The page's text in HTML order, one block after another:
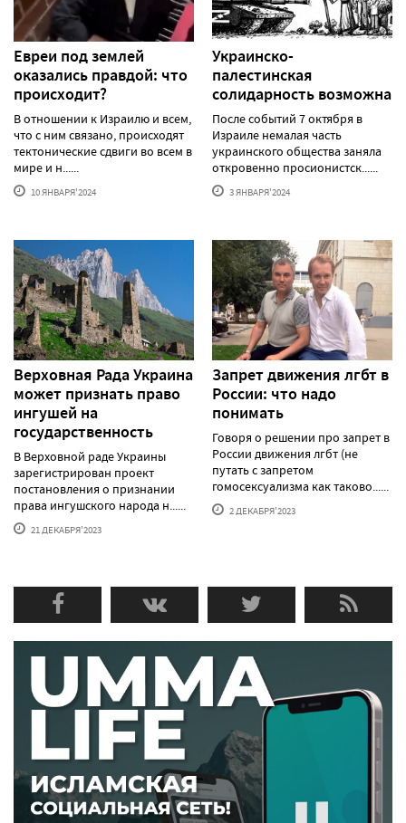
Евреи под землей
оказались правдой: что
происходит?
В отношении к Израилю и всем,
что с ним связано, происходят
тектонические сдвиги во всем в
мире и н......
10 ЯНВАРЯ'2024
Украинско-
палестинская
солидарность возможна
После событий 7 октября в
Израиле немалая часть
украинского общества заняла
откровенно просионистск......
3 ЯНВАРЯ'2024
Верховная Рада Украина
может признать право
ингушей на
государственность
В Верховной раде Украины
зарегистрирован проект
постановления о признании
права ингушского народа н......
21 ДЕКАБРЯ'2023
Запрет движения лгбт в
России: что надо
понимать
Говоря о решении про запрет в
России движения лгбт (не
путать с запретом
гомосексуализма как таково......
2 ДЕКАБРЯ'2023